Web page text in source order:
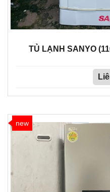
TỦ LẠNH SANYO
new